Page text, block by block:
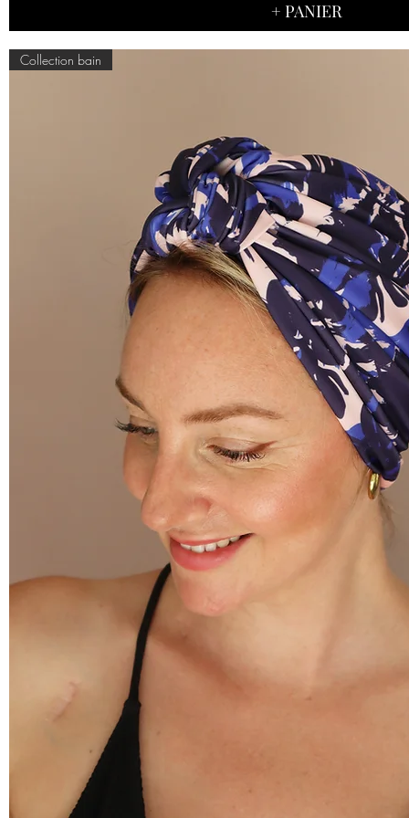
+ PANIER
Collection bain